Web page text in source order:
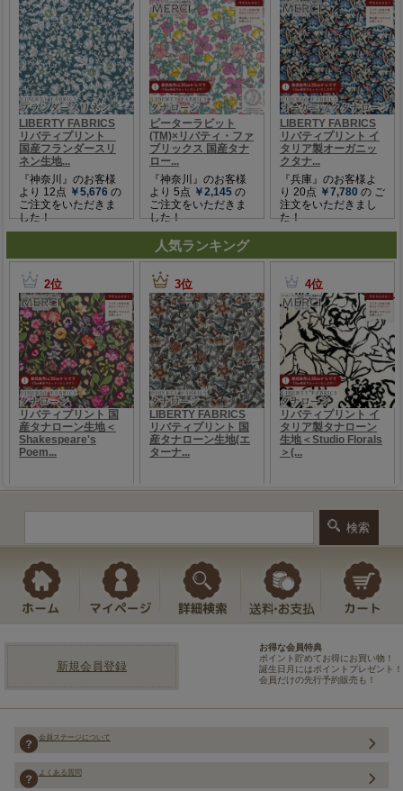
人気ランキング
新規会員登録
お得な会員特典
ポイント貯めてお得にお買い物！
誕生日月にはポイントプレゼント！
会員だけの先行予約販売も！
会員ステージについて
よくある質問